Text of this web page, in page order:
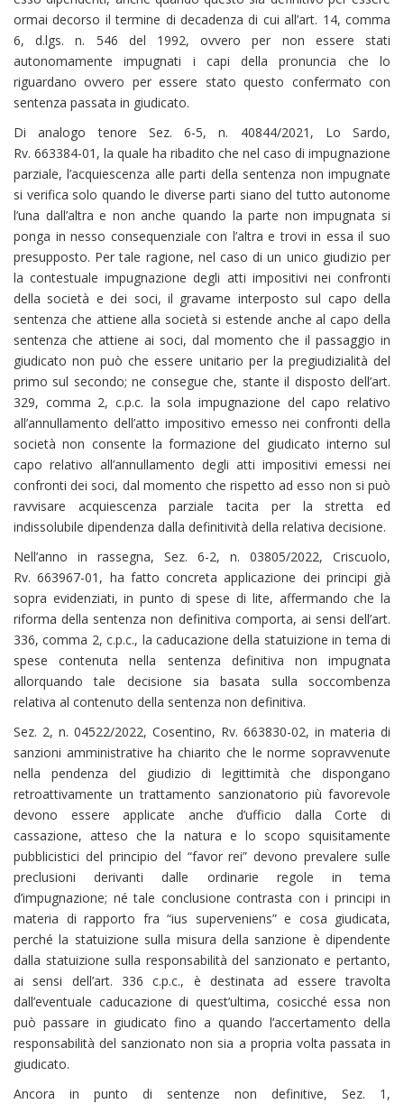
ormai decorso il termine di decadenza di cui all’art. 14, comma
6, d.lgs. n. 546 del 1992, ovvero per non essere stati
autonomamente impugnati i capi della pronuncia che lo
riguardano ovvero per essere stato questo confermato con
sentenza passata in giudicato.
Di analogo tenore Sez. 6-5, n. 40844/2021, Lo Sardo,
Rv. 663384-01, la quale ha ribadito che nel caso di impugnazione
parziale, l’acquiescenza alle parti della sentenza non impugnate
si verifica solo quando le diverse parti siano del tutto autonome
l’una dall’altra e non anche quando la parte non impugnata si
ponga in nesso consequenziale con l’altra e trovi in essa il suo
presupposto. Per tale ragione, nel caso di un unico giudizio per
la contestuale impugnazione degli atti impositivi nei confronti
della società e dei soci, il gravame interposto sul capo della
sentenza che attiene alla società si estende anche al capo della
sentenza che attiene ai soci, dal momento che il passaggio in
giudicato non può che essere unitario per la pregiudizialità del
primo sul secondo; ne consegue che, stante il disposto dell’art.
329, comma 2, c.p.c. la sola impugnazione del capo relativo
all’annullamento dell’atto impositivo emesso nei confronti della
società non consente la formazione del giudicato interno sul
capo relativo all’annullamento degli atti impositivi emessi nei
confronti dei soci, dal momento che rispetto ad esso non si può
ravvisare acquiescenza parziale tacita per la stretta ed
indissolubile dipendenza dalla definitività della relativa decisione.
Nell’anno in rassegna, Sez. 6-2, n. 03805/2022, Criscuolo,
Rv. 663967-01, ha fatto concreta applicazione dei principi già
sopra evidenziati, in punto di spese di lite, affermando che la
riforma della sentenza non definitiva comporta, ai sensi dell’art.
336, comma 2, c.p.c., la caducazione della statuizione in tema di
spese contenuta nella sentenza definitiva non impugnata
allorquando tale decisione sia basata sulla soccombenza
relativa al contenuto della sentenza non definitiva.
Sez. 2, n. 04522/2022, Cosentino, Rv. 663830-02, in materia di
sanzioni amministrative ha chiarito che le norme sopravvenute
nella pendenza del giudizio di legittimità che dispongano
retroattivamente un trattamento sanzionatorio più favorevole
devono essere applicate anche d’ufficio dalla Corte di
cassazione, atteso che la natura e lo scopo squisitamente
pubblicistici del principio del “favor rei” devono prevalere sulle
preclusioni derivanti dalle ordinarie regole in tema
d’impugnazione; né tale conclusione contrasta con i principi in
materia di rapporto fra “ius superveniens” e cosa giudicata,
perché la statuizione sulla misura della sanzione è dipendente
dalla statuizione sulla responsabilità del sanzionato e pertanto,
ai sensi dell’art. 336 c.p.c., è destinata ad essere travolta
dall’eventuale caducazione di quest’ultima, cosicché essa non
può passare in giudicato fino a quando l’accertamento della
responsabilità del sanzionato non sia a propria volta passata in
giudicato.
Ancora in punto di sentenze non definitive, Sez. 1,